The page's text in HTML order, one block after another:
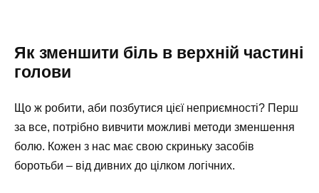
Як зменшити біль в верхній частині
голови
Що ж робити, аби позбутися цієї неприємності? Перш
за все, потрібно вивчити можливі методи зменшення
болю. Кожен з нас має свою скриньку засобів
боротьби – від дивних до цілком логічних.